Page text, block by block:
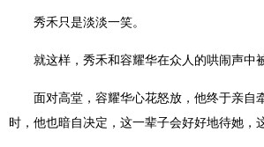
秀禾只是淡淡一笑。
就这样，秀禾和容耀华在众人的哄闹声中被
面对高堂，容耀华心花怒放，他终于亲自牵
时，他也暗自决定，这一辈子会好好地待她，